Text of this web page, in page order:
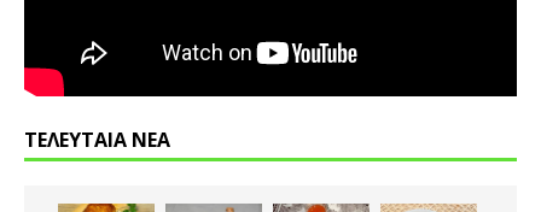
ΤΕΛΕΥΤΑΙΑ ΝΕΑ